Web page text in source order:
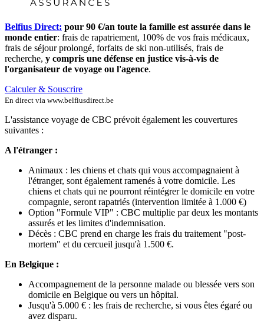
Belfius Direct: pour 90 €/an toute la famille est assurée dans le
monde entier: frais de rapatriement, 100% de vos frais médicaux,
frais de séjour prolongé, forfaits de ski non-utilisés, frais de
recherche, y compris une défense en justice vis-à-vis de
l'organisateur de voyage ou l'agence.
Calculer & Souscrire
En direct via www.belfiusdirect.be
L'assistance voyage de CBC prévoit également les couvertures
suivantes :
A l'étranger :
Animaux : les chiens et chats qui vous accompagnaient à
l'étranger, sont également ramenés à votre domicile. Les
chiens et chats qui ne pourront réintégrer le domicile en votre
compagnie, seront rapatriés (intervention limitée à 1.000 €)
Option "Formule VIP" : CBC multiplie par deux les montants
assurés et les limites d'indemnisation.
Décès : CBC prend en charge les frais du traitement "post-
mortem" et du cercueil jusqu'à 1.500 €.
En Belgique :
Accompagnement de la personne malade ou blessée vers son
domicile en Belgique ou vers un hôpital.
Jusqu'à 5.000 € : les frais de recherche, si vous êtes égaré ou
avez disparu.